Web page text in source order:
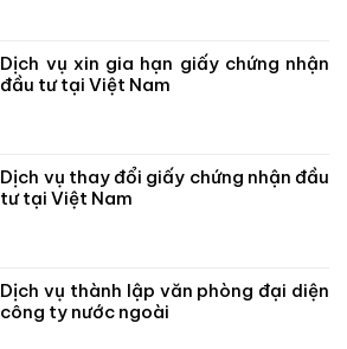
Dịch vụ xin gia hạn giấy chứng nhận
đầu tư tại Việt Nam
Dịch vụ thay đổi giấy chứng nhận đầu
tư tại Việt Nam
Dịch vụ thành lập văn phòng đại diện
công ty nước ngoài